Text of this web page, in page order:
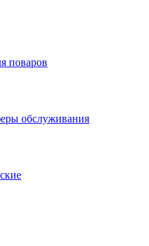
поваров
обслуживания